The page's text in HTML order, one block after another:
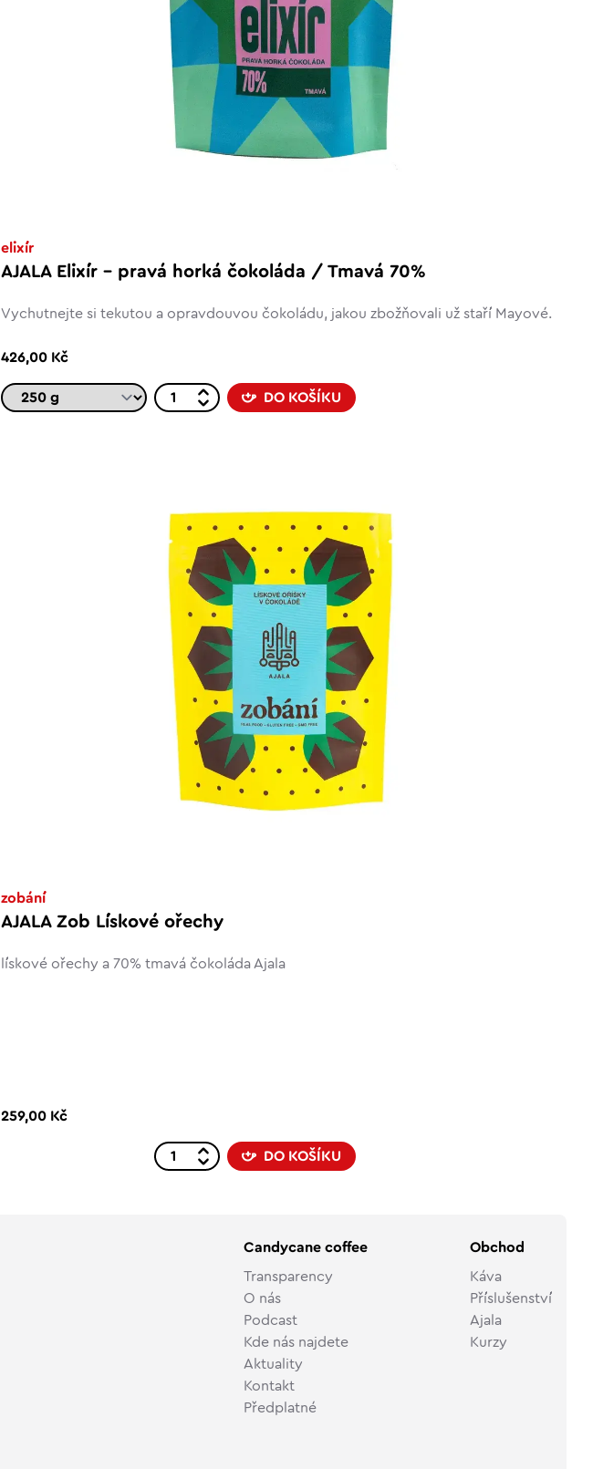
elixír
AJALA Elixír - pravá horká čokoláda / Tmavá 70%
Vychutnejte si tekutou a opravdouvou čokoládu, jakou zbožňovali už staří Mayové.
426,00 Kč
DO KOŠÍKU
zobání
AJALA Zob Lískové ořechy
lískové ořechy a 70% tmavá čokoláda Ajala
259,00 Kč
DO KOŠÍKU
Candycane coffee
Transparency
O nás
Podcast
Kde nás najdete
Aktuality
Kontakt
Předplatné
Obchod
Káva
Příslušenství
Ajala
Kurzy